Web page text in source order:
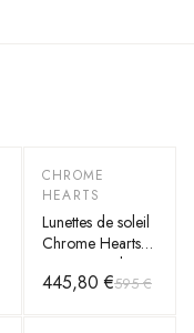
-25 %
CHROME
HEARTS
Lunettes de soleil
Chrome Hearts
vintage rondes en
métal
445,80 €595 €